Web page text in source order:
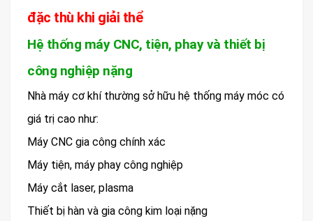
đặc thù khi giải thể
Hệ thống máy CNC, tiện, phay và thiết bị
công nghiệp nặng
Nhà máy cơ khí thường sở hữu hệ thống máy móc có
giá trị cao như:
Máy CNC gia công chính xác
Máy tiện, máy phay công nghiệp
Máy cắt laser, plasma
Thiết bị hàn và gia công kim loại nặng